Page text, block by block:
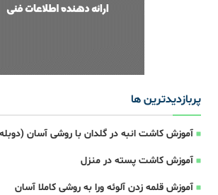
پربازدیدترین ها
آموزش کاشت انبه در گلدان با روشی آسان
آموزش کاشت پسته در منزل
آموزش قلمه زدن آلوئه ورا به روشی کاملا آسان